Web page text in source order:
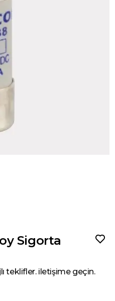
Sigorta
teklifler. iletişime geçin.